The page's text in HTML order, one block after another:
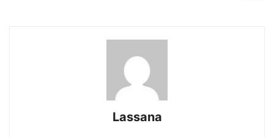
Lassana